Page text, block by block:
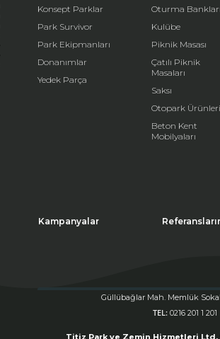
Bu sitede çerezler kullanır. Siteyi
kabul etmiş olursunuz. Daha fazla bilgi
Konsept Parklar
Park Survivor
Park Ekipmanları
Donanımlar
Yedek Parça
Oturma Bankları
Kulübe
Piknik Masası
Çatılı Piknik
Masaları
Saksı
Otopark Ürünleri
Beton Kent
Mobilyaları
Kampanyalar
Güllübağlar Mah. Memlük
TEL: 0216 201 1 201